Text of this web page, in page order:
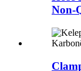
Non-